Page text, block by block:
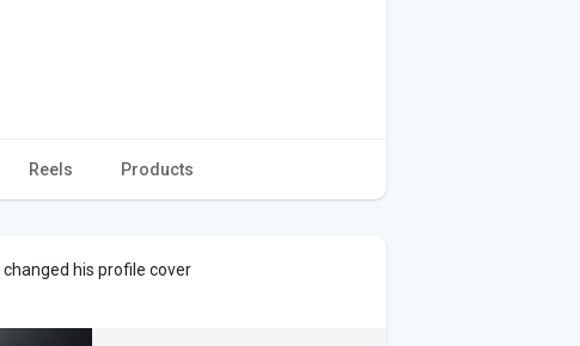
Reels Products
changed his profile cover